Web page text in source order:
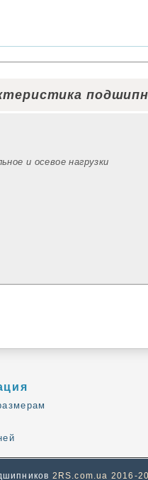
и осевое нагрузки
2RS.com.ua 2016-